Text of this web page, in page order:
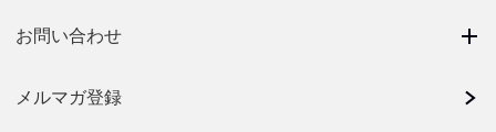
お問い合わせ
メルマガ登録